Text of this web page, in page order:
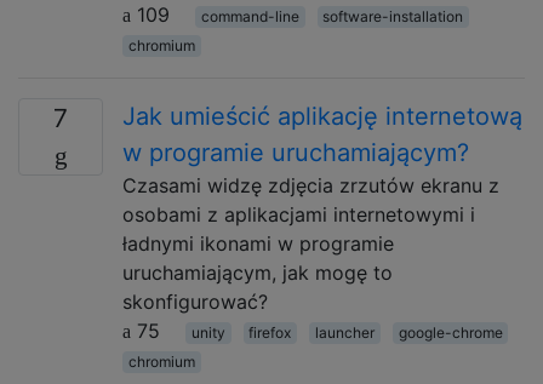
109
command-line
software-installation
chromium
7
Jak umieścić aplikację internetową
w programie uruchamiającym?
Czasami widzę zdjęcia zrzutów ekranu z
osobami z aplikacjami internetowymi i
ładnymi ikonami w programie
uruchamiającym, jak mogę to
skonfigurować?
75
unity firefox launcher
google-chrome
chromium